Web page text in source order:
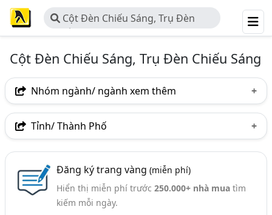
Cột Đèn Chiếu Sáng, Trụ Đèn
Chiếu Sáng
Cột Đèn Chiếu Sáng, Trụ Đèn Chiếu Sáng
Nhóm ngành/ ngành xem thêm
Ngành nghề
Ngành xem thêm
Thang Máng Cáp, Thang Cáp, Máng Cáp (372)
Tỉnh/ Thành Phố
TP. Hải Phòng
Bà Rịa-Vũng Tàu
Quảng Ngãi
Đăng ký trang vàng (miễn phí)
Hiển thị miễn phí trước 250.000+ nhà muatìm
kiếm mỗi ngày.